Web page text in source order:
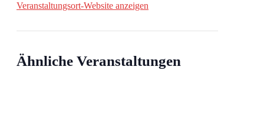
Veranstaltungsort-Website anzeigen
Ähnliche Veranstaltungen